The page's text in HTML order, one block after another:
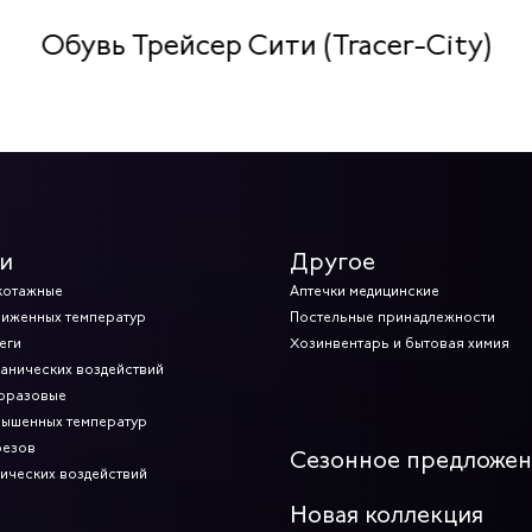
Обувь Трейсер Сити (Tracer-City)
температур
воздействий
температур
воздействий
Другое
Аптечки медицинские
Постельные принадлежности
Хозинвентарь и бытовая химия
Сезонное
Новая коллекция